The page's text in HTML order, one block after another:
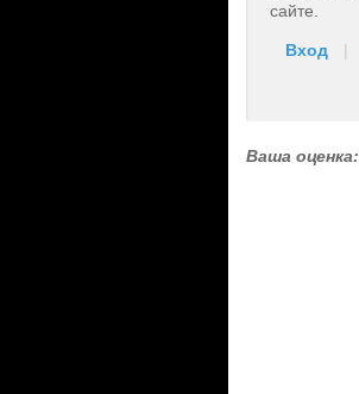
сайте.
Вход |
Ваша оценка: